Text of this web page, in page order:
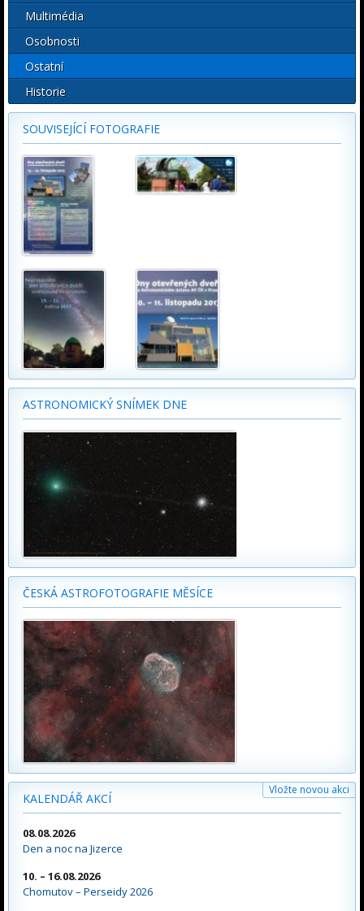
Multimédia
Osobnosti
Ostatní
Historie
SOUVISEJÍCÍ FOTOGRAFIE
ASTRONOMICKÝ SNÍMEK DNE
ČESKÁ ASTROFOTOGRAFIE MĚSÍCE
KALENDÁŘ AKCÍ
Vložte novou akci
08.08.2026
Den a noc na Jizerce
10. – 16.08.2026
Chomutov – Perseidy 2026